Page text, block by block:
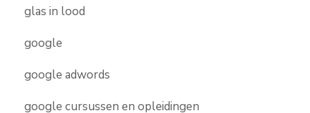
glas in lood
google
google adwords
google cursussen en opleidingen